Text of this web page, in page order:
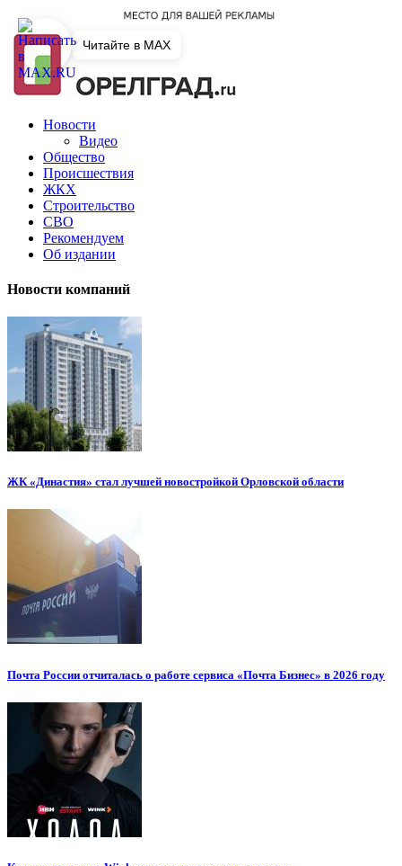
Новости
Видео
Общество
Происшествия
ЖКХ
Строительство
СВО
Рекомендуем
Об издании
Новости компаний
ЖК «Династия» стал лучшей новостройкой Орловской области
Почта России отчиталась о работе сервиса «Почта Бизнес» в 2026 году
Читайте в MAX